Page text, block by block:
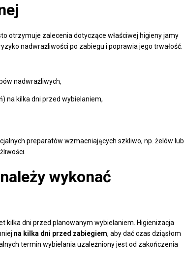
otrzymuje zalecenia dotyczące właściwej higieny jamy
nadwrażliwości po zabiegu i poprawia jego trwałość.
nadwrażliwych,
na kilka dni przed wybielaniem,
preparatów wzmacniających szkliwo, np. żelów lub
wykonać
kilka dni przed planowanym wybielaniem. Higienizacja
na kilka dni przed zabiegiem, aby dać czas dziąsłom
termin wybielania uzależniony jest od zakończenia